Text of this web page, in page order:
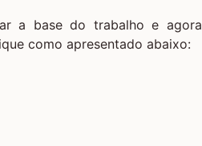
a base do trabalho e agora
como apresentado abaixo: